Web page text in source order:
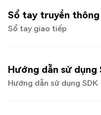
Sổ tay truyền thông
Sổ tay giao tiếp
Hướng dẫn sử dụng
Hướng dẫn sử dụng SDK